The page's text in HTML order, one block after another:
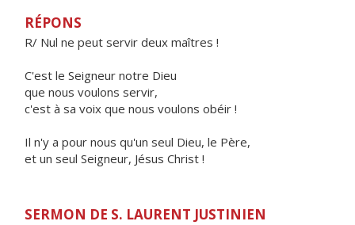
RÉPONS
R/ Nul ne peut servir deux maîtres !
C'est le Seigneur notre Dieu
que nous voulons servir,
c'est à sa voix que nous voulons obéir !
Il n'y a pour nous qu'un seul Dieu, le Père,
et un seul Seigneur, Jésus Christ !
SERMON DE S. LAURENT JUSTINIEN